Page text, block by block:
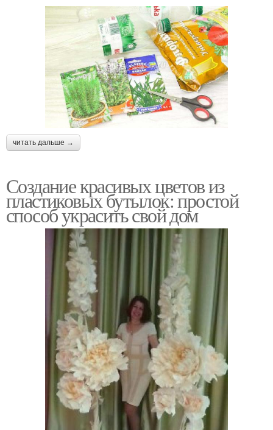
читать дальше →
Создание красивых цветов из
пластиковых бутылок: простой
способ украсить свой дом